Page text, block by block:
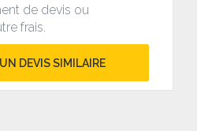
de devis ou
frais.
DEVIS SIMILAIRE